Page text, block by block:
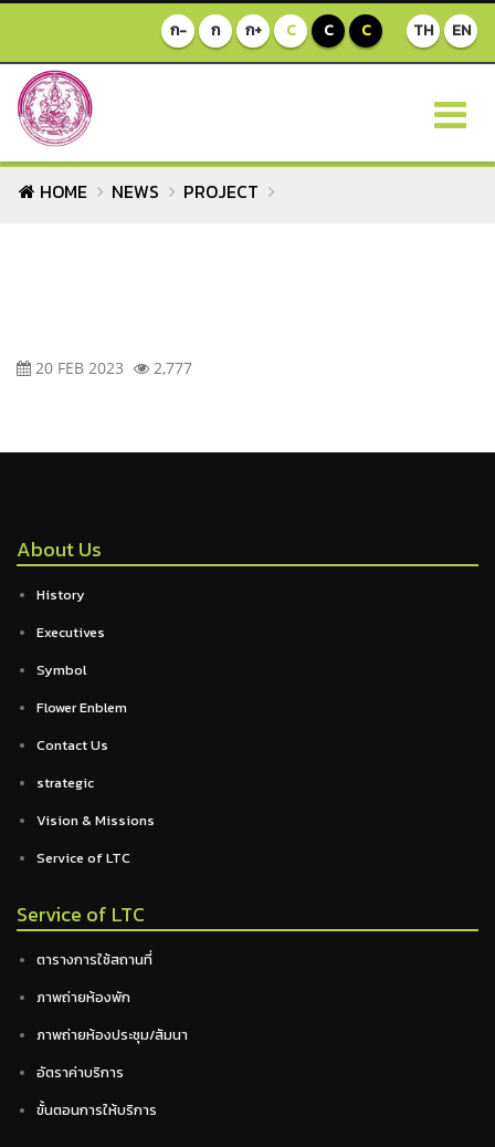
TH EN
ก- ก ก+ C C C
HOME NEWS PROJECT
20 FEB 2023 2,777
About Us
History
Executives
Symbol
Flower Enblem
Contact Us
strategic
Vision & Missions
Service of LTC
Service of LTC
ตารางการใช้สถานที่
ภาพถ่ายห้องพัก
ภาพถ่ายห้องประชุม/สัมนา
อัตราค่าบริการ
ขั้นตอนการให้บริการ